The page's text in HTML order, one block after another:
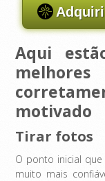
Aqui
motivado
Tirar fotos
O ponto inicial
muito mais